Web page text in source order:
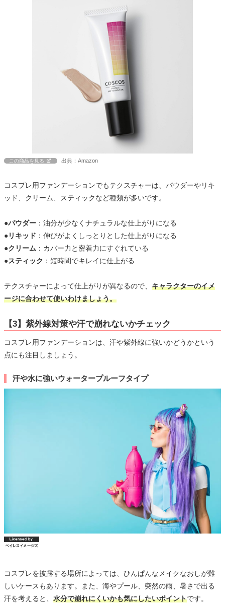
この商品を見る 出典：Amazon
コスプレ用ファンデーションでもテクスチャーは、パウダーやリキ
ッド、クリーム、スティックなど種類が多いです。
●パウダー ：油分が少なくナチュラルな仕上がりになる
●リキッド ：伸びがよくしっとりとした仕上がりになる
●クリーム ：カバー力と密着力にすぐれている
●スティック ：短時間でキレイに仕上がる
テクスチャーによって仕上がりが異なるので、 キャラクターのイメ
ージに合わせて使いわけましょう。
【3】紫外線対策や汗で崩れないかチェック
コスプレ用ファンデーションは、汗や紫外線に強いかどうかという
点にも注目しましょう。
汗や水に強いウォータープルーフタイプ
コスプレを披露する場所によっては、ひんぱんなメイクなおしが難
しいケースもあります。また、海やプール、突然の雨、暑さで出る
汗を考えると、 水分で崩れにくいかも気にしたいポイントです。